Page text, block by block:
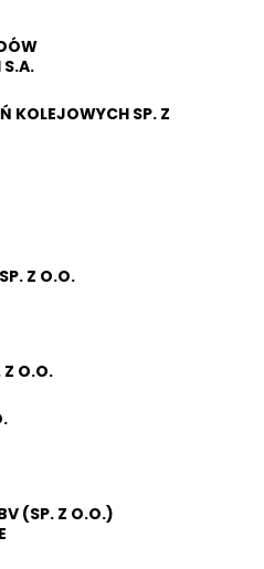
S.A.
KOLEJOWYCH SP. Z
Z O.O.
Z O.O.
(SP. Z O.O.)